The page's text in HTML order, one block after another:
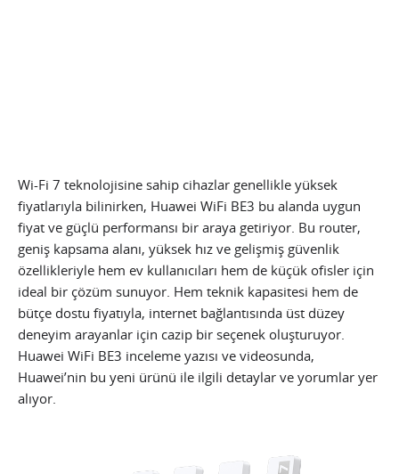
Wi-Fi 7 teknolojisine sahip cihazlar genellikle yüksek
fiyatlarıyla bilinirken, Huawei WiFi BE3 bu alanda uygun
fiyat ve güçlü performansı bir araya getiriyor. Bu router,
geniş kapsama alanı, yüksek hız ve gelişmiş güvenlik
özellikleriyle hem ev kullanıcıları hem de küçük ofisler için
ideal bir çözüm sunuyor. Hem teknik kapasitesi hem de
bütçe dostu fiyatıyla, internet bağlantısında üst düzey
deneyim arayanlar için cazip bir seçenek oluşturuyor.
Huawei WiFi BE3 inceleme yazısı ve videosunda,
Huawei’nin bu yeni ürünü ile ilgili detaylar ve yorumlar yer
alıyor.